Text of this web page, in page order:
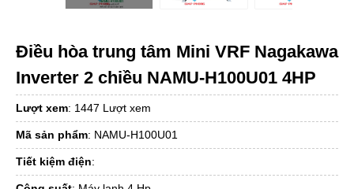
Điều hòa trung tâm Mini VRF Nagakawa
Inverter 2 chiều NAMU-H100U01 4HP
Lượt xem: 1447 Lượt xem
Mã sản phẩm: NAMU-H100U01
Tiết kiệm điện: